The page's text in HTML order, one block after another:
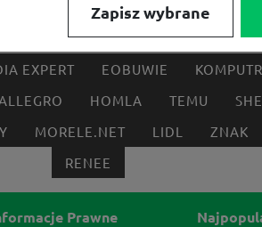
EXPERT EOBUWIE
HOMLA TEMU
MORELE.NET LIDL ZNAK
RENEE
Prawne
Zapisz wybrane